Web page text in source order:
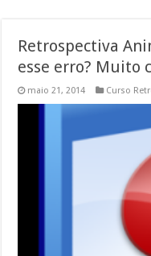
Retrospectiva
esse erro? Muito
maio 21, 2014 Curso